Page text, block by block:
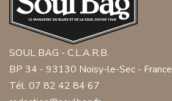
SOUL BAG - C.L.A.R.B.
BP 34 - 93130 Noisy-le-Sec - France
Tél. 07 82 42 84 67